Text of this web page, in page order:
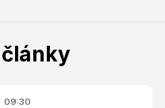
09:30